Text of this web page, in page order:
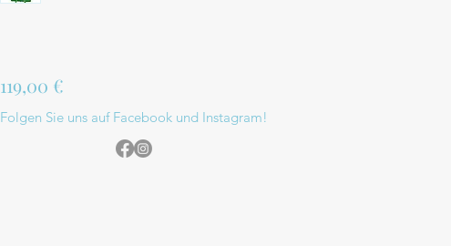
119,00 €Preis
Folgen Sie uns auf Facebook und Instagram!